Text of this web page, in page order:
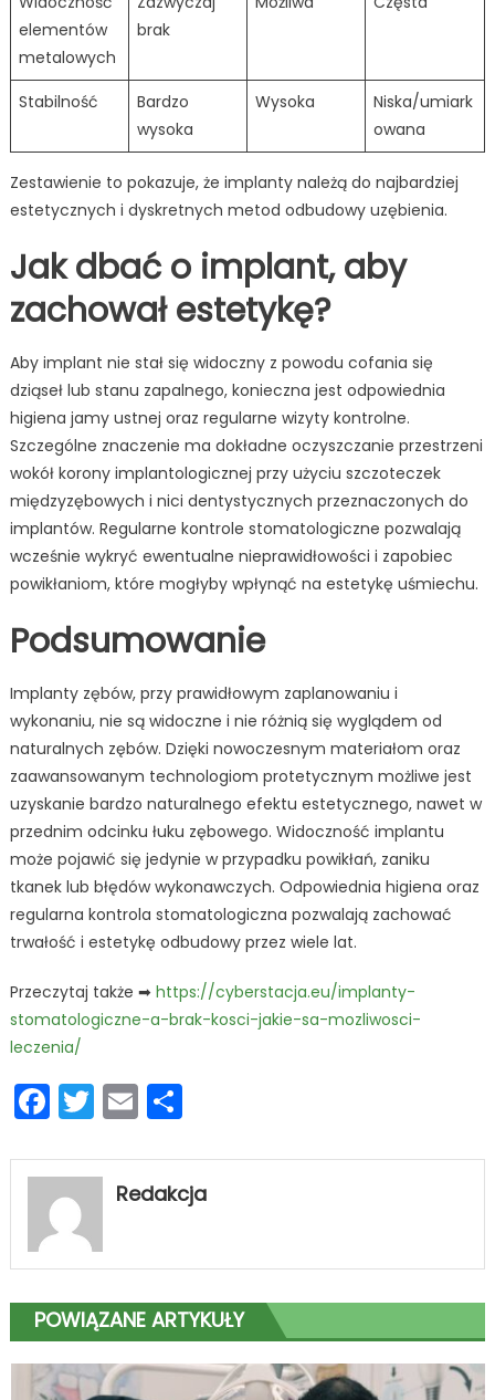
elementów
metalowych
brak
Stabilność
Bardzo
wysoka
Wysoka
Niska/umiark
owana
Zestawienie to pokazuje, że implanty należą do najbardziej
estetycznych i dyskretnych metod odbudowy uzębienia.
Jak dbać o implant, aby
zachował estetykę?
Aby implant nie stał się widoczny z powodu cofania się
dziąseł lub stanu zapalnego, konieczna jest odpowiednia
higiena jamy ustnej oraz regularne wizyty kontrolne.
Szczególne znaczenie ma dokładne oczyszczanie przestrzeni
wokół korony implantologicznej przy użyciu szczoteczek
międzyzębowych i nici dentystycznych przeznaczonych do
implantów. Regularne kontrole stomatologiczne pozwalają
wcześnie wykryć ewentualne nieprawidłowości i zapobiec
powikłaniom, które mogłyby wpłynąć na estetykę uśmiechu.
Podsumowanie
Implanty zębów, przy prawidłowym zaplanowaniu i
wykonaniu, nie są widoczne i nie różnią się wyglądem od
naturalnych zębów. Dzięki nowoczesnym materiałom oraz
zaawansowanym technologiom protetycznym możliwe jest
uzyskanie bardzo naturalnego efektu estetycznego, nawet w
przednim odcinku łuku zębowego. Widoczność implantu
może pojawić się jedynie w przypadku powikłań, zaniku
tkanek lub błędów wykonawczych. Odpowiednia higiena oraz
regularna kontrola stomatologiczna pozwalają zachować
trwałość i estetykę odbudowy przez wiele lat.
Przeczytaj także ➡ https://cyberstacja.eu/implanty-
stomatologiczne-a-brak-kosci-jakie-sa-mozliwosci-
leczenia/
Facebook
Twitter
EmailPodziel
Redakcja
POWIĄZANE ARTYKUŁY